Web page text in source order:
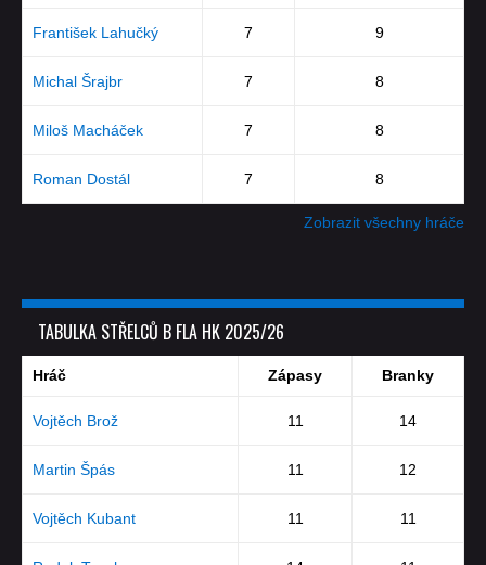
František Lahučký 7 9
Michal Šrajbr 7 8
Miloš Macháček 7 8
Roman Dostál 7 8
Zobrazit všechny hráče
TABULKA STŘELCŮ B FLA HK 2025/26
Hráč Zápasy Branky
Vojtěch Brož 11 14
Martin Špás 11 12
Vojtěch Kubant 11 11